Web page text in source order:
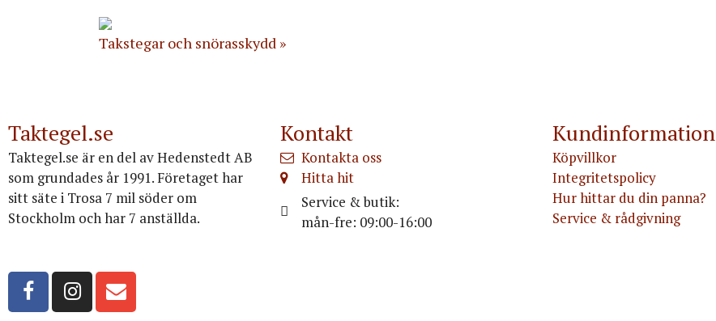
Takstegar och snörasskydd
Taktegel.se
Taktegel.se är en del av Hedenstedt AB
som grundades år 1991. Företaget har
sitt säte i Trosa 7 mil söder om
Stockholm och har 7 anställda.
Kontakt
Kontakta oss
Hitta hit
Service & butik:
mån-fre: 09:00-16:00
Kundinformation
Köpvillkor
Integritetspolicy
Hur hittar du din panna?
Service & rådgivning